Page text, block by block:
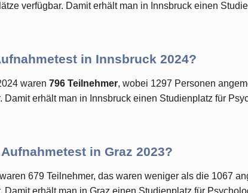
verfügbar. Damit erhält man in Innsbruck einen
in Innsbruck 2024?
waren 796 Teilnehmer, wobei 1297 Personen
erhält man in Innsbruck einen Studienplatz für
in Graz 2023?
679 Teilnehmer, das waren weniger als die 1067